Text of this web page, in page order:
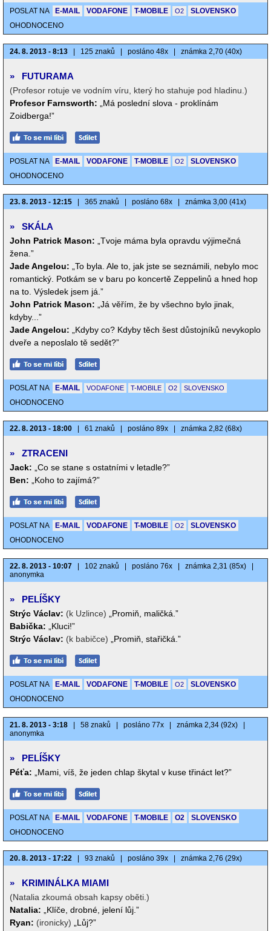
POSLAT NA E-MAIL VODAFONE T-MOBILE O2
SLOVENSKO
OHODNOCENO
24. 8. 2013 - 8:13 125 znaků posláno 48x známka 2,70 (40x)
» FUTURAMA
(Profesor rotuje ve vodním víru, který ho stahuje pod hladinu.)
Profesor Farnsworth:
„Má poslední slova - proklínám
Zoidberga!”
POSLAT NA E-MAIL VODAFONE T-MOBILE O2
SLOVENSKO
OHODNOCENO
23. 8. 2013 - 12:15 365 znaků posláno 68x známka 3,00 (41x)
» SKÁLA
John Patrick Mason:
„Tvoje máma byla opravdu výjimečná
žena.”
Jade Angelou:
„To byla. Ale to, jak jste se seznámili, nebylo moc
romantický. Potkám se v baru po koncertě Zeppelinů a hned hop
na to. Výsledek jsem já.”
John Patrick Mason:
„Já věřím, že by všechno bylo jinak,
kdyby...”
Jade Angelou:
„Kdyby co? Kdyby těch šest důstojníků nevykoplo
dveře a neposlalo tě sedět?”
POSLAT NA E-MAIL VODAFONE T-MOBILE O2 SLOVENSKO
OHODNOCENO
22. 8. 2013 - 18:00 61 znaků posláno 89x známka 2,82 (68x)
» ZTRACENI
Jack:
„Co se stane s ostatními v letadle?”
Ben:
„Koho to zajímá?”
POSLAT NA E-MAIL VODAFONE T-MOBILE O2
SLOVENSKO
OHODNOCENO
22. 8. 2013 - 10:07 102 znaků posláno 76x známka 2,31 (85x)
anonymka
» PELÍŠKY
Strýc Václav: (k Uzlince)
„Promiň, maličká.”
Babička:
„Kluci!”
Strýc Václav: (k babičce) „Promiň, stařičká.”
POSLAT NA E-MAIL VODAFONE T-MOBILE O2
SLOVENSKO
OHODNOCENO
21. 8. 2013 - 3:18 58 znaků posláno 77x známka 2,34 (92x)
anonymka
» PELÍŠKY
Péťa: „Mami, víš, že jeden chlap škytal v kuse třináct let?”
POSLAT NA E-MAIL VODAFONE T-MOBILE O2
SLOVENSKO
OHODNOCENO
20. 8. 2013 - 17:22 93 znaků posláno 39x známka 2,76 (29x)
» KRIMINÁLKA MIAMI
(Natalia zkoumá obsah kapsy oběti.)
Natalia:
„Klíče, drobné, jelení lůj.”
Ryan: (ironicky) „Lůj?”